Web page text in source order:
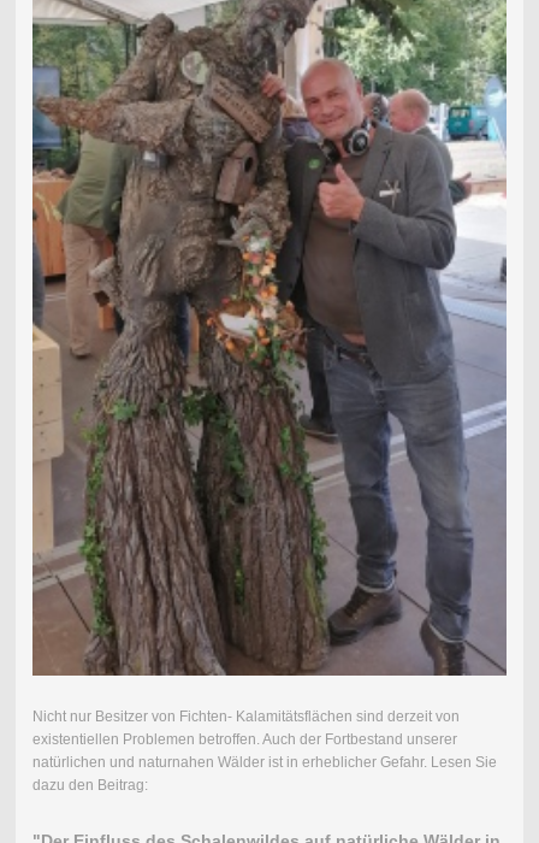
Nicht nur Besitzer von Fichten- Kalamitätsflächen sind derzeit von
existentiellen Problemen betroffen. Auch der Fortbestand unserer
natürlichen und naturnahen Wälder ist in erheblicher Gefahr. Lesen Sie
dazu den Beitrag: